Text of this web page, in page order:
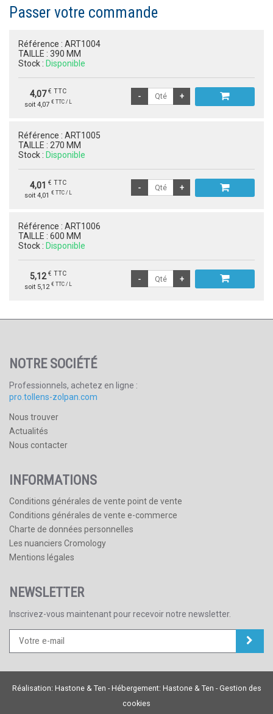
Passer votre commande
Référence : ART1004
TAILLE : 390 MM
Stock : Disponible
4,07€ TTC
soit 4,07 € TTC / L
Référence : ART1005
TAILLE : 270 MM
Stock : Disponible
4,01 € TTC
soit 4,01 € TTC / L
Référence : ART1006
TAILLE : 600 MM
Stock : Disponible
5,12€ TTC
soit 5,12 € TTC / L
NOTRE SOCIÉTÉ
Professionnels, achetez en ligne :
pro.tollens-zolpan.com
Nous trouver
Actualités
Nous contacter
INFORMATIONS
Conditions générales de vente point de vente
Conditions générales de vente e-commerce
Charte de données personnelles
Les nuanciers Cromology
Mentions légales
NEWSLETTER
Inscrivez-vous maintenant pour recevoir notre newsletter.
Réalisation: Hastone & Ten - Hébergement: Hastone & Ten -Gestion des
cookies